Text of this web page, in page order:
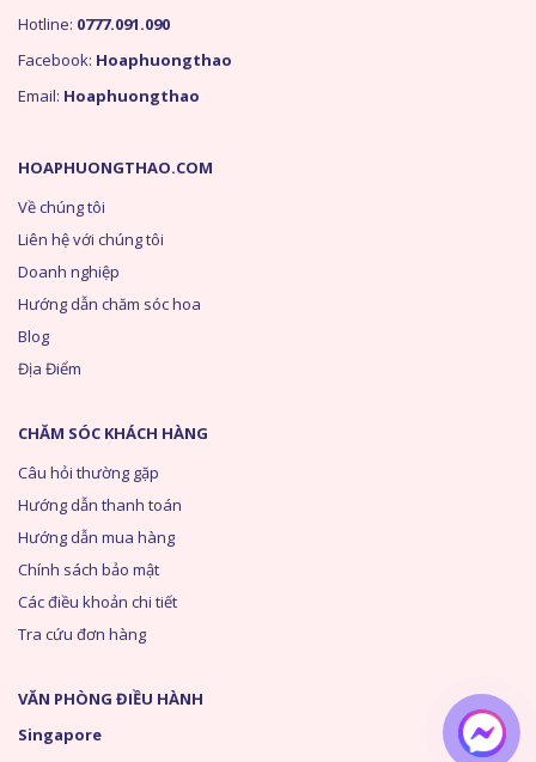
HOAPHUONGTHAO.COM
Về chúng tôi
Liên hệ với chúng tôi
Doanh nghiệp
Hướng dẫn chăm sóc hoa
Blog
Địa Điểm
CHĂM SÓC KHÁCH HÀNG
Câu hỏi thường gặp
Hướng dẫn thanh toán
Hướng dẫn mua hàng
Chính sách bảo mật
Các điều khoản chi tiết
Tra cứu đơn hàng
Hotline: 0777.091.090
Facebook: Hoaphuongthao
Email: Hoaphuongthao
VĂN PHÒNG ĐIỀU HÀNH
Singapore